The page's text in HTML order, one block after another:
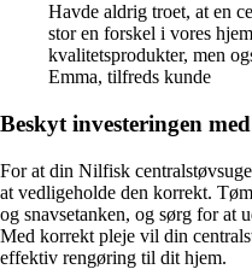
Havde aldrig troet, at en
stor en forskel i vores
kvalitetsprodukter, men
Emma, tilfreds kunde
Beskyt investeringen
For at din Nilfisk
at vedligeholde den korrekt.
og snavsetanken, og sørg for at
Med korrekt pleje vil din
effektiv rengøring til dit hjem.